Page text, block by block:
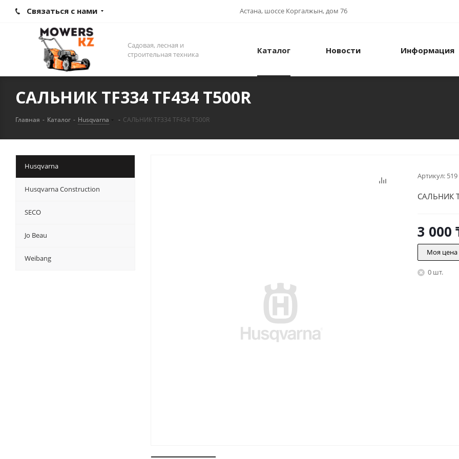
Связаться с нами Астана, шоссе Коргалжын, дом 76
Садовая, лесная и
строительная техника
Каталог Новости Информация
САЛЬНИК TF334 TF434 Т500R
Главная - Каталог - Husqvarna - САЛЬНИК TF334 TF434 Т500R
Артикул:
САЛЬНИК
3 000
Моя цена
0 шт.
Husqvarna
Husqvarna Construction
SECO
Jo Beau
Weibang